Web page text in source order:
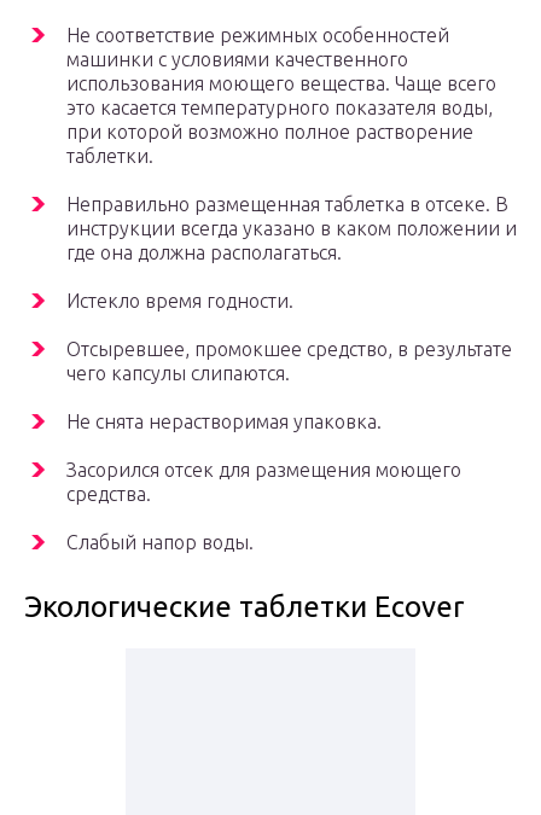
Не соответствие режимных особенностей
машинки с условиями качественного
использования моющего вещества. Чаще всего
это касается температурного показателя воды,
при которой возможно полное растворение
таблетки.
Неправильно размещенная таблетка в отсеке. В
инструкции всегда указано в каком положении и
где она должна располагаться.
Истекло время годности.
Отсыревшее, промокшее средство, в результате
чего капсулы слипаются.
Не снята нерастворимая упаковка.
Засорился отсек для размещения моющего
средства.
Слабый напор воды.
Экологические таблетки Ecover